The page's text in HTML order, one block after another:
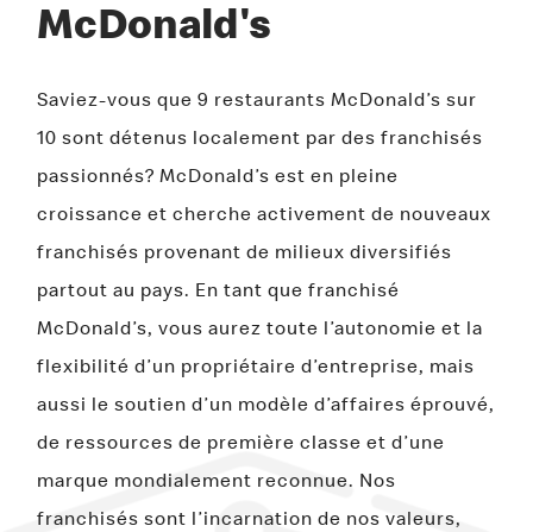
McDonald's
Saviez-vous que 9 restaurants McDonald’s sur
10 sont détenus localement par des franchisés
passionnés? McDonald’s est en pleine
croissance et cherche activement de nouveaux
franchisés provenant de milieux diversifiés
partout au pays. En tant que franchisé
McDonald’s, vous aurez toute l’autonomie et la
flexibilité d’un propriétaire d’entreprise, mais
aussi le soutien d’un modèle d’affaires éprouvé,
de ressources de première classe et d’une
marque mondialement reconnue. Nos
franchisés sont l’incarnation de nos valeurs,